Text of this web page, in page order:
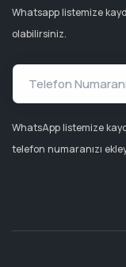
Whatsapp listemize
olabilirsiniz.
WhatsApp listemize
telefon numaranızı